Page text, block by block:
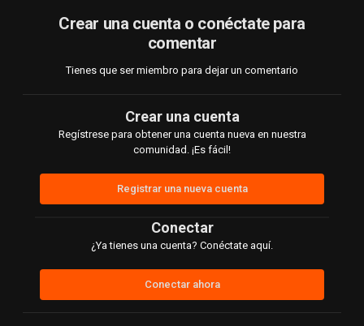
Crear una cuenta o conéctate para
comentar
Tienes que ser miembro para dejar un comentario
Crear una cuenta
Regístrese para obtener una cuenta nueva en nuestra
comunidad. ¡Es fácil!
Registrar una nueva cuenta
Conectar
¿Ya tienes una cuenta? Conéctate aquí.
Conectar ahora